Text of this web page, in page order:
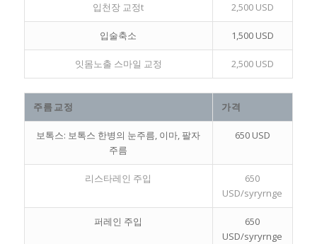
입천장 교정t 2,500 USD
입술축소 1,500 USD
잇몸노출 스마일 교정 2,500 USD
주름교정 가격
보톡스: 보톡스 한병의 눈주름, 이마, 팔자
주름
650 USD
리스타레인 주입
650
USD/syryrnge
퍼레인 주입
650
USD/syryrnge